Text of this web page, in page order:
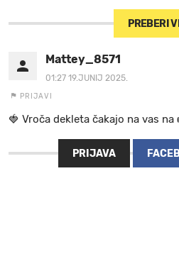
PREBERI
Mattey_8571
01:27 19.JUNIJ 2025.
PRIJAVI
🍓 V r o č a d e k l e t a ča k a jo na va s
PRIJAVA